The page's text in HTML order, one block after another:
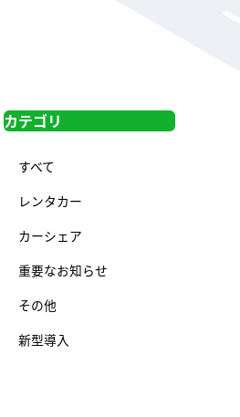
カテゴリ
すべて
レンタカー
カーシェア
重要なお知らせ
その他
新型導入